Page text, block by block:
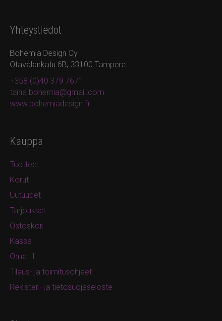
Yhteystiedot
Bohemia Design Oy
Otavalankatu 6B, 33100 Tampere
+358 (0)40 379 7671
taina.bohemia@gmail.com
www.bohemiadesign.fi
Kauppa
Tuotteet
Korut
Uutuudet
Tarjoukset
Ostoskori
Kassa
Oma tili
Tilaus- ja toimitusohjeet
Rekisteri- ja tietosuojaseloste